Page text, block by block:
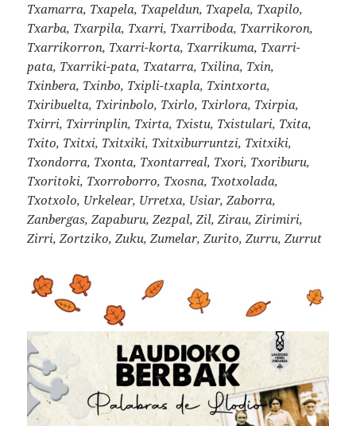
Txamarra, Txapela, Txapeldun, Txapela, Txapilo,
Txarba, Txarpila, Txarri, Txarriboda, Txarrikoron,
Txarrikorron, Txarri-korta, Txarrikuma, Txarri-
pata, Txarriki-pata, Txatarra, Txilina, Txin,
Txinbera, Txinbo, Txipli-txapla, Txintxorta,
Txiribuelta, Txirinbolo, Txirlo, Txirlora, Txirpia,
Txirri, Txirrinplin, Txirta, Txistu, Txistulari, Txita,
Txito, Txitxi, Txitxiki, Txitxiburruntzi, Txitxiki,
Txondorra, Txonta, Txontarreal, Txori, Txoriburu,
Txoritoki, Txorroborro, Txosna, Txotxolada,
Txotxolo, Urkelear, Urretxa, Usiar, Zaborra,
Zanbergas, Zapaburu, Zezpal, Zil, Zirau, Zirimiri,
Zirri, Zortziko, Zuku, Zumelar, Zurito, Zurru, Zurrut